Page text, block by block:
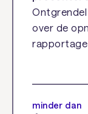
over de
rapportage
minder dan